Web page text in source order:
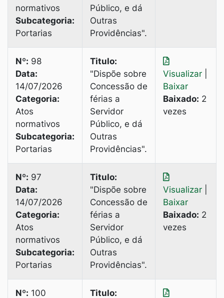
normativos
Subcategoria:
Portarias
Público, e dá
Outras
Providências".
Nº: 98
Data:
14/07/2026
Categoria:
Atos
normativos
Subcategoria:
Portarias
Titulo:
"Dispõe sobre
Concessão de
férias a
Servidor
Público, e dá
Outras
Providências".
Visualizar
Baixar
Baixado: 2
vezes
Nº: 97
Data:
14/07/2026
Categoria:
Atos
normativos
Subcategoria:
Portarias
Titulo:
"Dispõe sobre
Concessão de
férias a
Servidor
Público, e dá
Outras
Providências".
Visualizar
Baixar
Baixado: 2
vezes
Nº: 100 Titulo: